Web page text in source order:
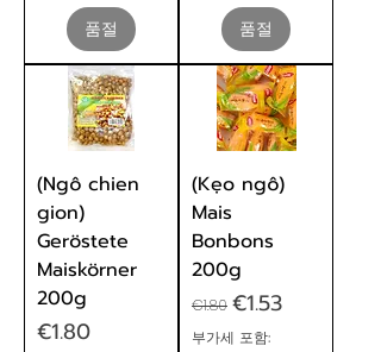
품절 품절
(Ngô chien
gion)
Geröstete
Maiskörner
200g
가격
€1.80
(Kẹo ngô)
Mais
Bonbons
200g
일반가
€1.80 할인가
€1.53
부가세 포함: